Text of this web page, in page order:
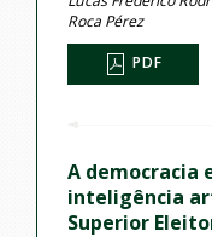
Roca Pérez
PDF
A democracia
inteligência
Superior